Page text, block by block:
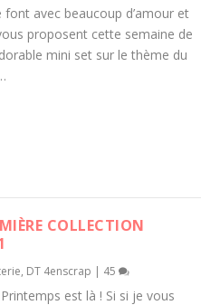
avec beaucoup d’amour et
proposent cette semaine de
mini set sur le thème du
COLLECTION
, DT 4enscrap | 45
est là ! Si si je vous